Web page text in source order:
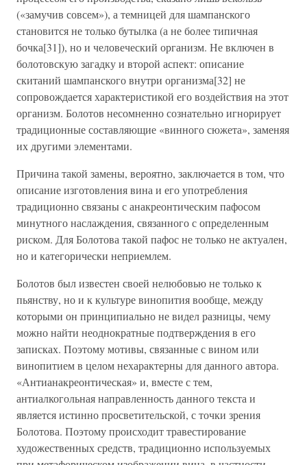
(«замучив совсем»), а темницей для шампанского
становится не только бутылка (а не более типичная
бочка[31]), но и человеческий организм. Не включен в
болотовскую загадку и второй аспект: описание
скитаний шампанского внутри организма[32] не
сопровождается характеристикой его воздействия на этот
организм. Болотов несомненно сознательно игнорирует
традиционные составляющие «винного сюжета», заменяя
их другими элементами.
Причина такой замены, вероятно, заключается в том, что
описание изготовления вина и его употребления
традиционно связаны с анакреонтическим пафосом
минутного наслаждения, связанного с определенным
риском. Для Болотова такой пафос не только не актуален,
но и категорически неприемлем.
Болотов был известен своей нелюбовью не только к
пьянству, но и к культуре винопития вообще, между
которыми он принципиально не видел разницы, чему
можно найти неоднократные подтверждения в его
записках. Поэтому мотивы, связанные с вином или
винопитием в целом нехарактерны для данного автора.
«Антианакреонтическая» и, вместе с тем,
антиалкогольная направленность данного текста и
является истинно просветительской, с точки зрения
Болотова. Поэтому происходит травестирование
художественных средств, традиционно используемых